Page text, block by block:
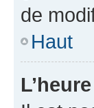
de
Haut